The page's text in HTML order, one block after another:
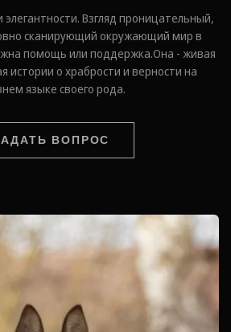
Взгляд проницательный,
сканирующий окружающий мир в
помощь или поддержка.Она - живая
истории о храбрости и верности на
языке своего рода.
ВОПРОС